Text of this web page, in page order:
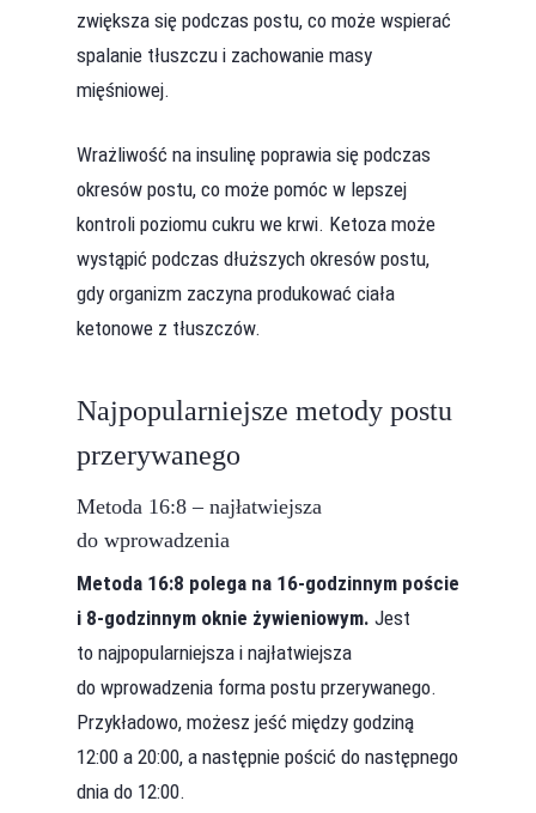
zwiększa się podczas postu, co może wspierać
spalanie tłuszczu i zachowanie masy
mięśniowej.
Wrażliwość na insulinę poprawia się podczas
okresów postu, co może pomóc w lepszej
kontroli poziomu cukru we krwi. Ketoza może
wystąpić podczas dłuższych okresów postu,
gdy organizm zaczyna produkować ciała
ketonowe z tłuszczów.
Najpopularniejsze metody postu
przerywanego
Metoda 16:8 – najłatwiejsza
do wprowadzenia
Metoda 16:8 polega na 16-godzinnym poście
i 8-godzinnym oknie żywieniowym. Jest
to najpopularniejsza i najłatwiejsza
do wprowadzenia forma postu przerywanego.
Przykładowo, możesz jeść między godziną
12:00 a 20:00, a następnie pościć do następnego
dnia do 12:00.